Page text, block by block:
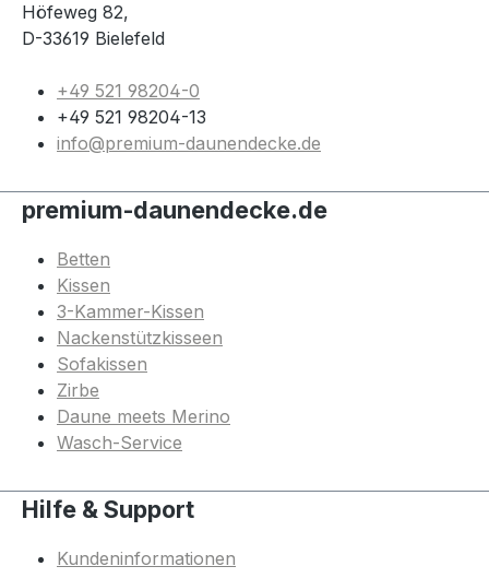
Höfeweg 82,
D-33619 Bielefeld
+49 521 98204-0
+49 521 98204-13
info@premium-daunendecke.de
premium-daunendecke.de
Betten
Kissen
3-Kammer-Kissen
Nackenstützkisseen
Sofakissen
Zirbe
Daune meets Merino
Wasch-Service
Hilfe & Support
Kundeninformationen